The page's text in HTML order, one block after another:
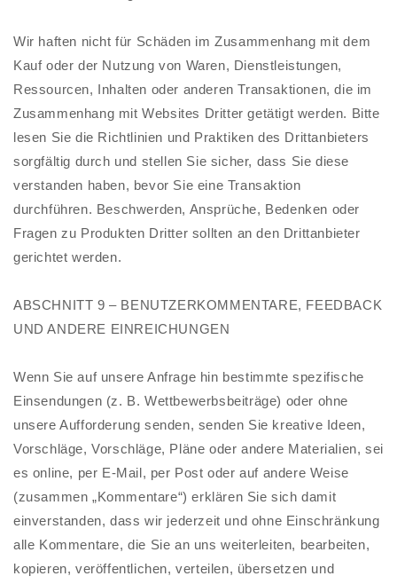
Wir haften nicht für Schäden im Zusammenhang mit dem
Kauf oder der Nutzung von Waren, Dienstleistungen,
Ressourcen, Inhalten oder anderen Transaktionen, die im
Zusammenhang mit Websites Dritter getätigt werden. Bitte
lesen Sie die Richtlinien und Praktiken des Drittanbieters
sorgfältig durch und stellen Sie sicher, dass Sie diese
verstanden haben, bevor Sie eine Transaktion
durchführen. Beschwerden, Ansprüche, Bedenken oder
Fragen zu Produkten Dritter sollten an den Drittanbieter
gerichtet werden.
ABSCHNITT 9 – BENUTZERKOMMENTARE, FEEDBACK
UND ANDERE EINREICHUNGEN
Wenn Sie auf unsere Anfrage hin bestimmte spezifische
Einsendungen (z. B. Wettbewerbsbeiträge) oder ohne
unsere Aufforderung senden, senden Sie kreative Ideen,
Vorschläge, Vorschläge, Pläne oder andere Materialien, sei
es online, per E-Mail, per Post oder auf andere Weise
(zusammen „Kommentare“) erklären Sie sich damit
einverstanden, dass wir jederzeit und ohne Einschränkung
alle Kommentare, die Sie an uns weiterleiten, bearbeiten,
kopieren, veröffentlichen, verteilen, übersetzen und